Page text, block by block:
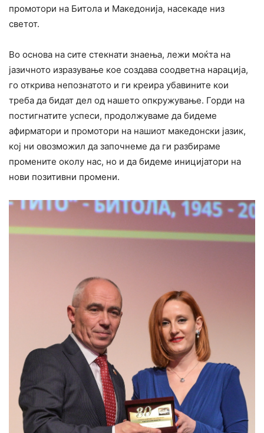
промотори на Битола и Македонија, насекаде низ
светот.
Во основа на сите стекнати знаења, лежи моќта на
јазичното изразување кое создава соодветна нарација,
го открива непознатото и ги креира убавините кои
треба да бидат дел од нашето опкружување. Горди на
постигнатите успеси, продолжуваме да бидеме
афирматори и промотори на нашиот македонски јазик,
кој ни овозможил да започнеме да ги разбираме
промените околу нас, но и да бидеме иницијатори на
нови позитивни промени.